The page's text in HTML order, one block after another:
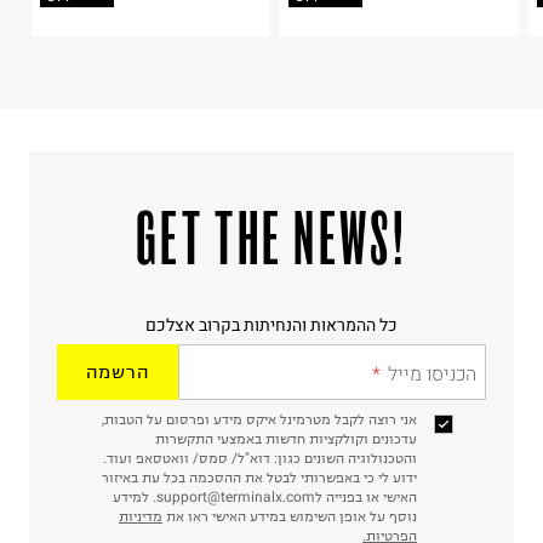
!GET THE NEWS
כל ההמראות והנחיתות בקרוב אצלכם
הכניסו מייל הרשמה
אני רוצה לקבל מטרמינל איקס מידע ופרסום על הטבות,
עדכונים וקולקציות חדשות באמצעי התקשרות
והטכנולוגיה השונים כגון: דוא"ל/ סמס/ וואטסאפ ועוד.
ידוע לי כי באפשרותי לבטל את ההסכמה בכל עת באיזור
האישי או בפנייה לsupport@terminalx.com. למידע
נוסף על אופן השימוש במידע האישי ראו את מדיניות
הפרטיות.